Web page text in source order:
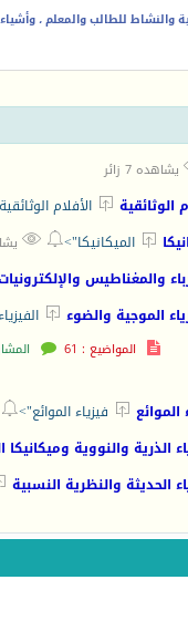
والنشاط للطالب والمعلم ،
يشاهده 7 زائر
الوثائقية  الأفلام
 الميكانيكا">

والمغناطيس
الموجية والضوء 
المواضيع : 61
الموائع  فيزياء الموائع">
الذرية والنووية وميكانيكا
الحديثة والنظرية النسبية